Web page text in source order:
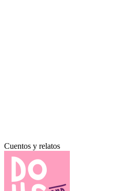
Cuentos y relatos